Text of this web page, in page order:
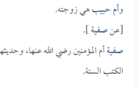
وأم حبيبهي زوجته.
[عنصفية].
صفيةأم المؤمنين رضي الله عنها،
الكتب الستة.